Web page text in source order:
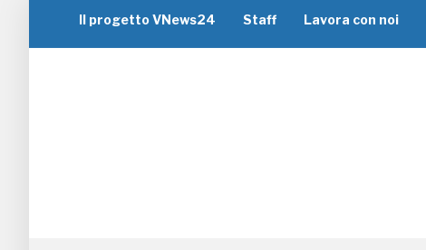
Il progetto VNews24 Staff Lavora con noi